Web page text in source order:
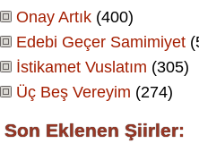
Onay Artık (400)
Edebi Geçer Samimiyet
İstikamet Vuslatım (305)
Üç Beş Vereyim (274)
Son Eklenen Şiirler: